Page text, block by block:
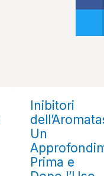
Inibitori
Un
Prima e